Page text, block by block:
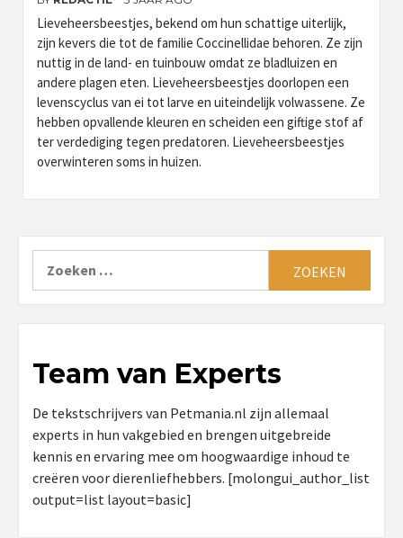
Lieveheersbeestjes, bekend om hun schattige uiterlijk,
zijn kevers die tot de familie Coccinellidae behoren. Ze zijn
nuttig in de land- en tuinbouw omdat ze bladluizen en
andere plagen eten. Lieveheersbeestjes doorlopen een
levenscyclus van ei tot larve en uiteindelijk volwassene. Ze
hebben opvallende kleuren en scheiden een giftige stof af
ter verdediging tegen predatoren. Lieveheersbeestjes
overwinteren soms in huizen.
Team van Experts
De tekstschrijvers van Petmania.nl zijn allemaal
experts in hun vakgebied en brengen uitgebreide
kennis en ervaring mee om hoogwaardige inhoud te
creëren voor dierenliefhebbers. [molongui_author_list
output=list layout=basic]